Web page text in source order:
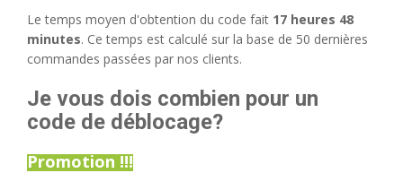
Le temps moyen d'obtention du code fait 17 heures 48
minutes. Ce temps est calculé sur la base de 50 dernières
commandes passées par nos clients.
Je vous dois combien pour un
code de déblocage?
Promotion !!!